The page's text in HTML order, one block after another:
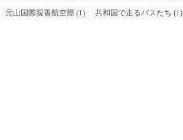
元山国際親善航空際 (1) 共和国で走るバスたち (1)